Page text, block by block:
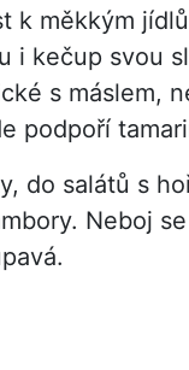
k měkkým
i kečup svou
s máslem,
podpoří
do salátů s
Neboj